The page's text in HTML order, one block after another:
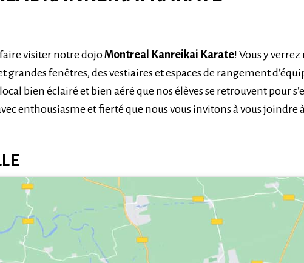
visiter notre dojoMontreal Kanreikai Karate! Vous y
fenêtres, des vestiaires et espaces de rangement
local bien éclairé et bien aéré que nos élèves se retrouvent pour
enthousiasme et fierté que nous vous invitons à vous joindre